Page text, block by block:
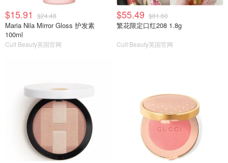
$15.91 $24.48
Maria Nila Mirror Gloss 护发素
100ml
Cult Beauty英国官网
$55.49 $81.60
繁花限定口红208 1.8g
Cult Beauty英国官网